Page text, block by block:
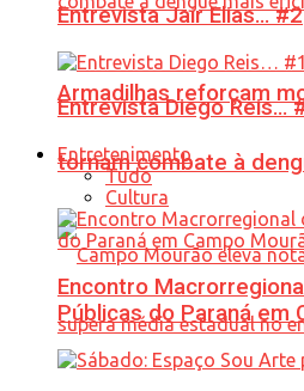
Armadilhas reforçam
tornam combate à
Entrevista Jair Elias… #2
Entrevista Diego Reis…
Entretenimento
Tudo
Cultura
Encontro
Públicas do Paraná em